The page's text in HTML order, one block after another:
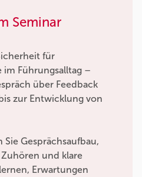
Seminar
für
Führungsalltag –
über Feedback
zur Entwicklung von
Sie Gesprächsaufbau,
Zuhören und klare
Erwartungen